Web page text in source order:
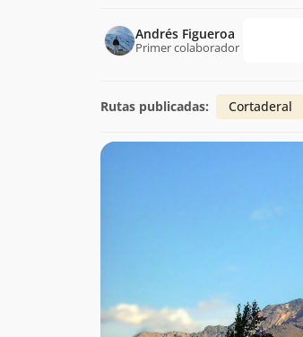
Andrés Figueroa
Primer colaborador
Rutas publicadas: Cortaderal